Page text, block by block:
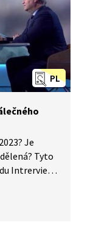
PL
Je
Tyto
Intrerview